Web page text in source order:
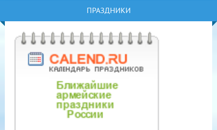
ПРАЗДНИКИ